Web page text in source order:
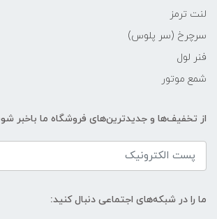
لنت ترمز
سرچرخ (سر پلوس)
فنر لول
شمع موتور
از تخفیف‌ها و جدیدترین‌های فروشگاه ما باخبر
ما را در شبکه‌های اجتماعی دنبال کنید: